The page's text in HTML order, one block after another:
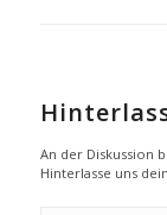
An der Diskussion
Hinterlasse uns